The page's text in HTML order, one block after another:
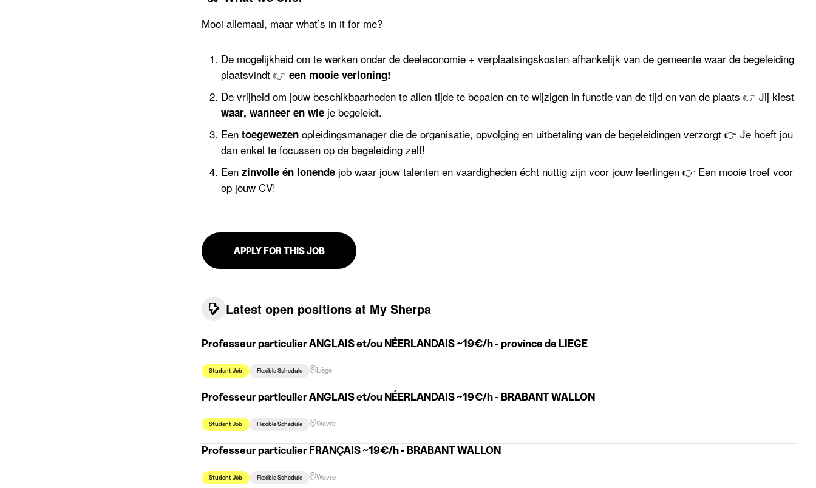
Mooi allemaal, maar what’s in it for me?
De mogelijkheid om te werken onder de deeleconomie + verplaatsingskosten afhankelijk van de gemeente waar de begeleiding
plaatsvindt 👉 een mooie verloning!
De vrijheid om jouw beschikbaarheden te allen tijde te bepalen en te wijzigen in functie van de tijd en van de plaats 👉 Jij kiest
waar, wanneer en wie je begeleidt.
Een toegewezen opleidingsmanager die de organisatie, opvolging en uitbetaling van de begeleidingen verzorgt 👉 Je hoeft jou
dan enkel te focussen op de begeleiding zelf!
Een zinvolle én lonende job waar jouw talenten en vaardigheden écht nuttig zijn voor jouw leerlingen 👉 Een mooie troef voor
op jouw CV!
APPLY FOR THIS JOB
Latest open positions at My Sherpa
Professeur particulier ANGLAIS et/ou NÉERLANDAIS ~19€/h - province de LIEGE
Student Job Flexible Schedule Liège
Professeur particulier ANGLAIS et/ou NÉERLANDAIS ~19€/h - BRABANT WALLON
Student Job Flexible Schedule Wavre
Professeur particulier FRANÇAIS ~19€/h - BRABANT WALLON
Student Job Flexible Schedule Wavre